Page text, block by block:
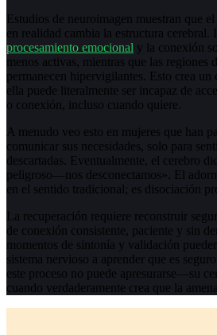
Estudios de neuroimagen muestran que
en realidad cambia la estructura cerebral.
procesamiento emocional y la conexión
menos activas, mientras que las regiones
permanecen hipervigilantes. Esto crea un
ella puede literalmente ser incapaz de
o conexión, incluso cuando quiere.
A menudo veo esto en mujeres que han
comunicar sus necesidades, solo para
descartadas. Eventualmente, el cerebro
peligroso—nos desconectamos». El
en el sentido tradicional; es disociación
La recuperación requiere reconstruir
de conexión consistente, paciente y sin
momentos de sintonía y validación
sistema nervioso a aprender que es
este proceso no puede apresurarse—su
cuando verdaderamente crea que la